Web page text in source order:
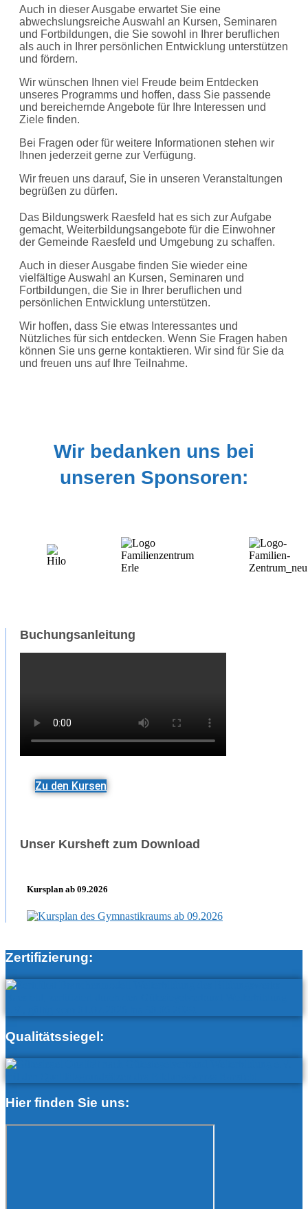
Auch in dieser Ausgabe erwartet Sie eine
abwechslungsreiche Auswahl an Kursen, Seminaren
und Fortbildungen, die Sie sowohl in Ihrer beruflichen
als auch in Ihrer persönlichen Entwicklung unterstützen
und fördern.
Wir wünschen Ihnen viel Freude beim Entdecken
unseres Programms und hoffen, dass Sie passende
und bereichernde Angebote für Ihre Interessen und
Ziele finden.
Bei Fragen oder für weitere Informationen stehen wir
Ihnen jederzeit gerne zur Verfügung.
Wir freuen uns darauf, Sie in unseren Veranstaltungen
begrüßen zu dürfen.
Das Bildungswerk Raesfeld hat es sich zur Aufgabe
gemacht, Weiterbildungsangebote für die Einwohner
der Gemeinde Raesfeld und Umgebung zu schaffen.
Auch in dieser Ausgabe finden Sie wieder eine
vielfältige Auswahl an Kursen, Seminaren und
Fortbildungen, die Sie in Ihrer beruflichen und
persönlichen Entwicklung unterstützen.
Wir hoffen, dass Sie etwas Interessantes und
Nützliches für sich entdecken. Wenn Sie Fragen haben
können Sie uns gerne kontaktieren. Wir sind für Sie da
und freuen uns auf Ihre Teilnahme.
Wir bedanken uns bei
unseren Sponsoren:
Buchungsanleitung
Zu den Kursen
Unser Kursheft zum Download
Kursplan ab 09.2026
Zertifizierung:
Qualitätssiegel:
Hier finden Sie uns: